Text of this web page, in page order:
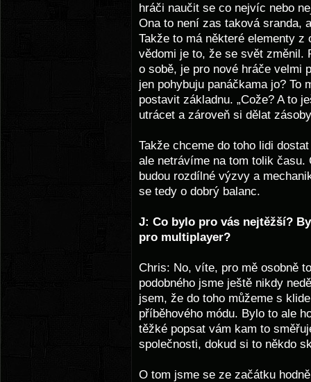
hráči naučit se co nejvíc nebo
Ona to není zas taková sranda,
Takže to má některé elementy
vědomi je to, že se svět změnil.
o sobě, je pro nové hráče velmi
jen pohybuju panáčkama jo? To
postavit základnu. „Cože? A to
utrácet a zároveň si dělat
Takže chceme do toho lidi
ale netrávíme na tom tolik
budou rozdílné výzvy a
se tedy o dobrý balanc.
J: Co bylo pro vás nejtěžší?
pro multiplayer?
Chris: No, víte, pro mě osobně
podobného jsme ještě nikdy
jsem, že do toho můžeme s
příběhového módu. Bylo to ale
těžké popsat vám kam to
společnosti, dokud si to někdo
O tom jsme se ze začátku